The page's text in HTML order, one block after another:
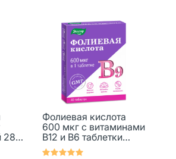
280
Фолиевая кислота
600 мкг с витаминами
В12 и В6 таблетки
массой 0,22 г 40 шт